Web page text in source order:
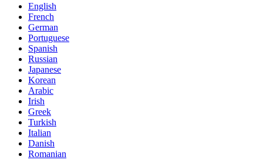
English
French
German
Portuguese
Spanish
Russian
Japanese
Korean
Arabic
Irish
Greek
Turkish
Italian
Danish
Romanian